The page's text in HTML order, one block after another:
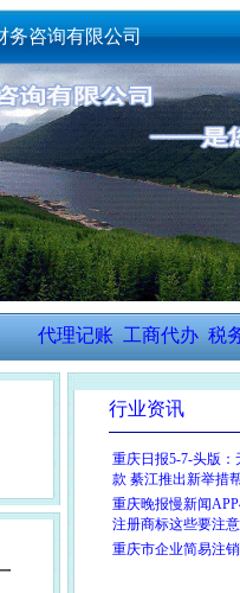
务咨询有限公司
代理记账 工商代办 税
行业资讯
重庆日报5-7-头版
款 綦江推出新举措
重庆晚报慢新闻
注册商标这些要注
重庆市企业简易注